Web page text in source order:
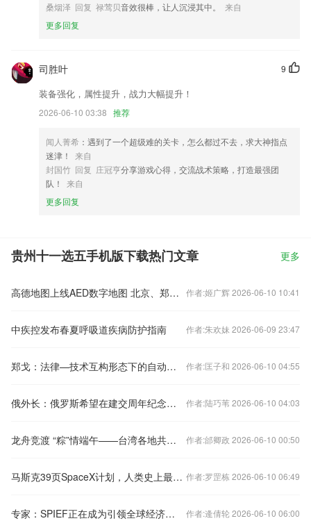
桑烟泽 回复 禄莺贝音效很棒，让人沉浸其中。
来自
更多回复
9
司胜叶
装备强化，属性提升，战力大幅提升！
2026-06-10 03:38 推荐
闻人菁希 ：遇到了一个超级难的关卡，怎么都过不去，求大神指点
迷津！
来自
封国竹 回复 庄冠亨分享游戏心得，交流战术策略，打造最强团
队！
来自
更多回复
贵州十一选五手机版下载热门文章 更多
高德地图上线AED数字地图 北京、郑州用户可一键查询身边AED 作者:姬广辉 2026-06-10 10:41
中疾控发布春夏呼吸道疾病防护指南 作者:朱欢妹 2026-06-09 23:47
郑戈：法律—技术互构形态下的自动驾驶汽车责任机制 作者:匡子和 2026-06-10 04:55
俄外长：俄罗斯希望在建交周年纪念日之际与孟加拉国签署一系列协议 作者:陆巧苇 2026-06-10 04:03
龙舟竞渡 “粽”情端午——台湾各地共庆传统佳节 作者:邰卿政 2026-06-10 00:50
马斯克39页SpaceX计划，人类史上最伟大的PPT 作者:罗罡栋 2026-06-10 06:49
专家：SPIEF正在成为引领全球经济发展模式变革的新平台 作者:逄倩轮 2026-06-10 06:00